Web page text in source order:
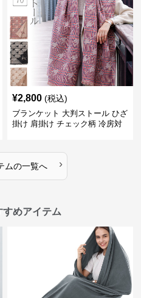
¥2,800 (税込)
ブランケット 大判ストール ひざ
掛け 肩掛け チェック柄 冷房対
ムの一覧へ ›
めアイテム